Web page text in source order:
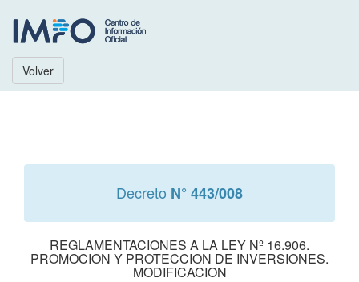
Volver
Decreto N° 443/008
REGLAMENTACIONES A LA LEY Nº 16.906.
PROMOCION Y PROTECCION DE INVERSIONES.
MODIFICACION